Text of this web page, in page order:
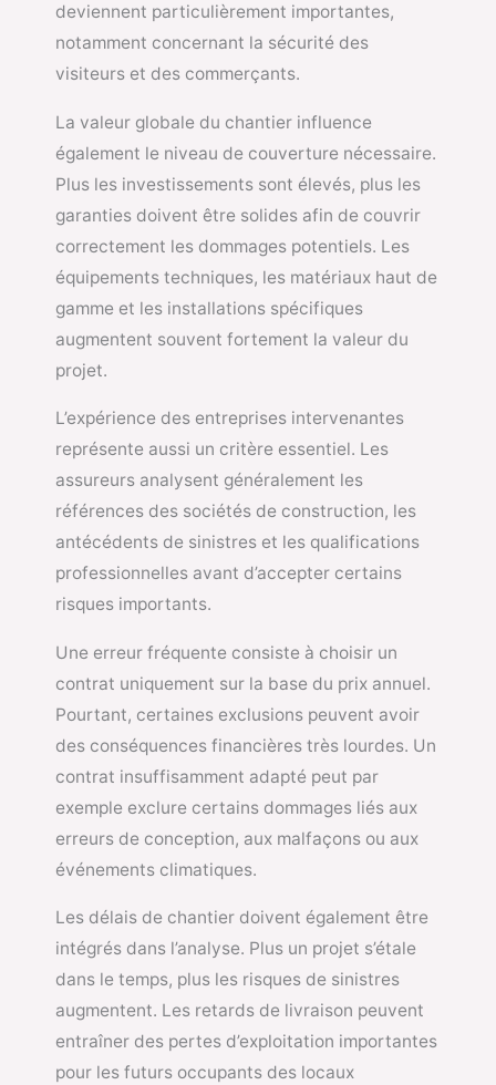
deviennent particulièrement importantes,
notamment concernant la sécurité des
visiteurs et des commerçants.
La valeur globale du chantier influence
également le niveau de couverture nécessaire.
Plus les investissements sont élevés, plus les
garanties doivent être solides afin de couvrir
correctement les dommages potentiels. Les
équipements techniques, les matériaux haut de
gamme et les installations spécifiques
augmentent souvent fortement la valeur du
projet.
L’expérience des entreprises intervenantes
représente aussi un critère essentiel. Les
assureurs analysent généralement les
références des sociétés de construction, les
antécédents de sinistres et les qualifications
professionnelles avant d’accepter certains
risques importants.
Une erreur fréquente consiste à choisir un
contrat uniquement sur la base du prix annuel.
Pourtant, certaines exclusions peuvent avoir
des conséquences financières très lourdes. Un
contrat insuffisamment adapté peut par
exemple exclure certains dommages liés aux
erreurs de conception, aux malfaçons ou aux
événements climatiques.
Les délais de chantier doivent également être
intégrés dans l’analyse. Plus un projet s’étale
dans le temps, plus les risques de sinistres
augmentent. Les retards de livraison peuvent
entraîner des pertes d’exploitation importantes
pour les futurs occupants des locaux